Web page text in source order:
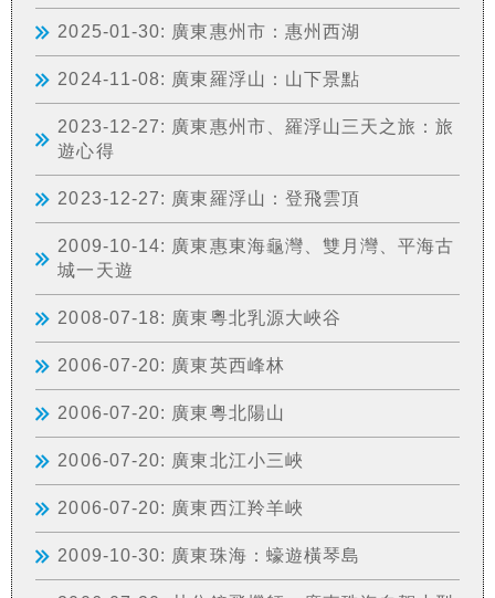
2025-01-30: 廣東惠州市：惠州西湖
2024-11-08: 廣東羅浮山：山下景點
2023-12-27: 廣東惠州市、羅浮山三天之旅：旅
遊心得
2023-12-27: 廣東羅浮山：登飛雲頂
2009-10-14: 廣東惠東海龜灣、雙月灣、平海古
城一天遊
2008-07-18: 廣東粵北乳源大峽谷
2006-07-20: 廣東英西峰林
2006-07-20: 廣東粵北陽山
2006-07-20: 廣東北江小三峽
2006-07-20: 廣東西江羚羊峽
2009-10-30: 廣東珠海：蠔遊橫琴島